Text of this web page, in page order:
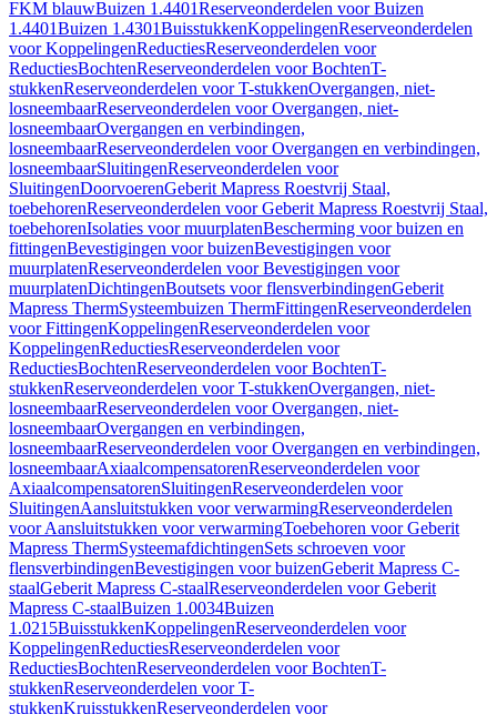
FKM blauwBuizen 1.4401Reserveonderdelen voor Buizen
1.4401Buizen 1.4301BuisstukkenKoppelingenReserveonderdelen
voor KoppelingenReductiesReserveonderdelen voor
ReductiesBochtenReserveonderdelen voor BochtenT-
stukkenReserveonderdelen voor T-stukkenOvergangen, niet-
losneembaarReserveonderdelen voor Overgangen, niet-
losneembaarOvergangen en verbindingen,
losneembaarReserveonderdelen voor Overgangen en verbindingen,
losneembaarSluitingenReserveonderdelen voor
SluitingenDoorvoerenGeberit Mapress Roestvrij Staal,
toebehorenReserveonderdelen voor Geberit Mapress Roestvrij Staal,
toebehorenIsolaties voor muurplatenBescherming voor buizen en
fittingenBevestigingen voor buizenBevestigingen voor
muurplatenReserveonderdelen voor Bevestigingen voor
muurplatenDichtingenBoutsets voor flensverbindingenGeberit
Mapress ThermSysteembuizen ThermFittingenReserveonderdelen
voor FittingenKoppelingenReserveonderdelen voor
KoppelingenReductiesReserveonderdelen voor
ReductiesBochtenReserveonderdelen voor BochtenT-
stukkenReserveonderdelen voor T-stukkenOvergangen, niet-
losneembaarReserveonderdelen voor Overgangen, niet-
losneembaarOvergangen en verbindingen,
losneembaarReserveonderdelen voor Overgangen en verbindingen,
losneembaarAxiaalcompensatorenReserveonderdelen voor
AxiaalcompensatorenSluitingenReserveonderdelen voor
SluitingenAansluitstukken voor verwarmingReserveonderdelen
voor Aansluitstukken voor verwarmingToebehoren voor Geberit
Mapress ThermSysteemafdichtingenSets schroeven voor
flensverbindingenBevestigingen voor buizenGeberit Mapress C-
staalGeberit Mapress C-staalReserveonderdelen voor Geberit
Mapress C-staalBuizen 1.0034Buizen
1.0215BuisstukkenKoppelingenReserveonderdelen voor
KoppelingenReductiesReserveonderdelen voor
ReductiesBochtenReserveonderdelen voor BochtenT-
stukkenReserveonderdelen voor T-
stukkenKruisstukkenReserveonderdelen voor